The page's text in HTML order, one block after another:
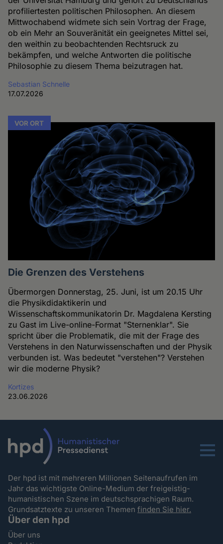
profiliertesten politischen Philosophen. An diesem
Mittwochabend widmete sich sein Vortrag der Frage,
ob ein Mehr an Souveränität ein geeignetes Mittel sei,
den weithin zu beobachtenden Rechtsruck zu
bekämpfen, und welche Antworten die politische
Philosophie zu diesem Thema beizutragen hat.
Sebastian Schnelle
17.07.2026
VOR ORT
Die Grenzen des Verstehens
Übermorgen Donnerstag, 25. Juni, ist um 20.15 Uhr
die Physikdidaktikerin und
Wissenschaftskommunikatorin Dr. Magdalena Kersting
zu Gast im Live-online-Format "Sternenklar". Sie
spricht über die Problematik, die mit der Frage des
Verstehens in den Naturwissenschaften und der Physik
verbunden ist. Was bedeutet "verstehen"? Verstehen
wir die moderne Physik?
Kortizes
23.06.2026
Menu
Der hpd ist mit mehreren Millionen Seitenaufrufen im
Jahr das wichtigste Online-Medium der freigeistig-
humanistischen Szene im deutschsprachigen Raum.
Grundsatztexte zu unseren Themenfinden Sie hier.
Über den hpd
Über uns